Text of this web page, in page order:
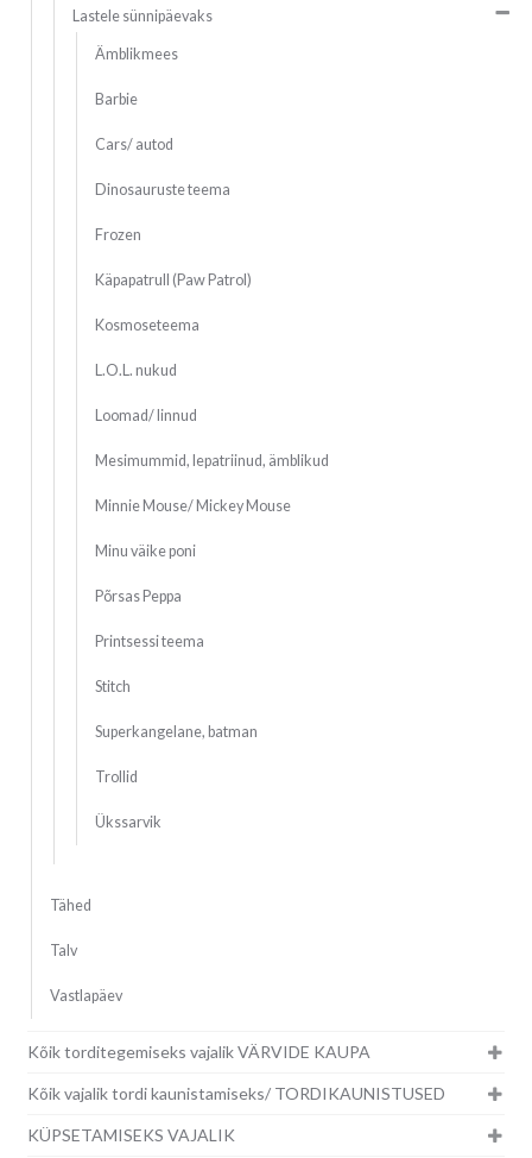
Lastele sünnipäevaks
Ämblikmees
Barbie
Cars/ autod
Dinosauruste teema
Frozen
Käpapatrull (Paw Patrol)
Kosmoseteema
L.O.L. nukud
Loomad/ linnud
Mesimummid, lepatriinud, ämblikud
Minnie Mouse/ Mickey Mouse
Minu väike poni
Põrsas Peppa
Printsessi teema
Stitch
Superkangelane, batman
Trollid
Ükssarvik
Tähed
Talv
Vastlapäev
Kõik torditegemiseks vajalik VÄRVIDE KAUPA
Kõik vajalik tordi kaunistamiseks/ TORDIKAUNISTUSED
KÜPSETAMISEKS VAJALIK